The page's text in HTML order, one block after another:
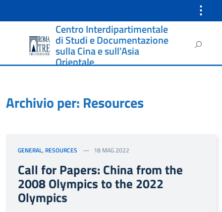
⋮
Instagram
Centro Interdipartimentale
di Studi e Documentazione
sulla Cina e sull’Asia
Orientale
per:
Archivio per: Resources
GENERAL, RESOURCES 18 MAG 2022
Call for Papers: China from the
2008 Olympics to the 2022
Olympics